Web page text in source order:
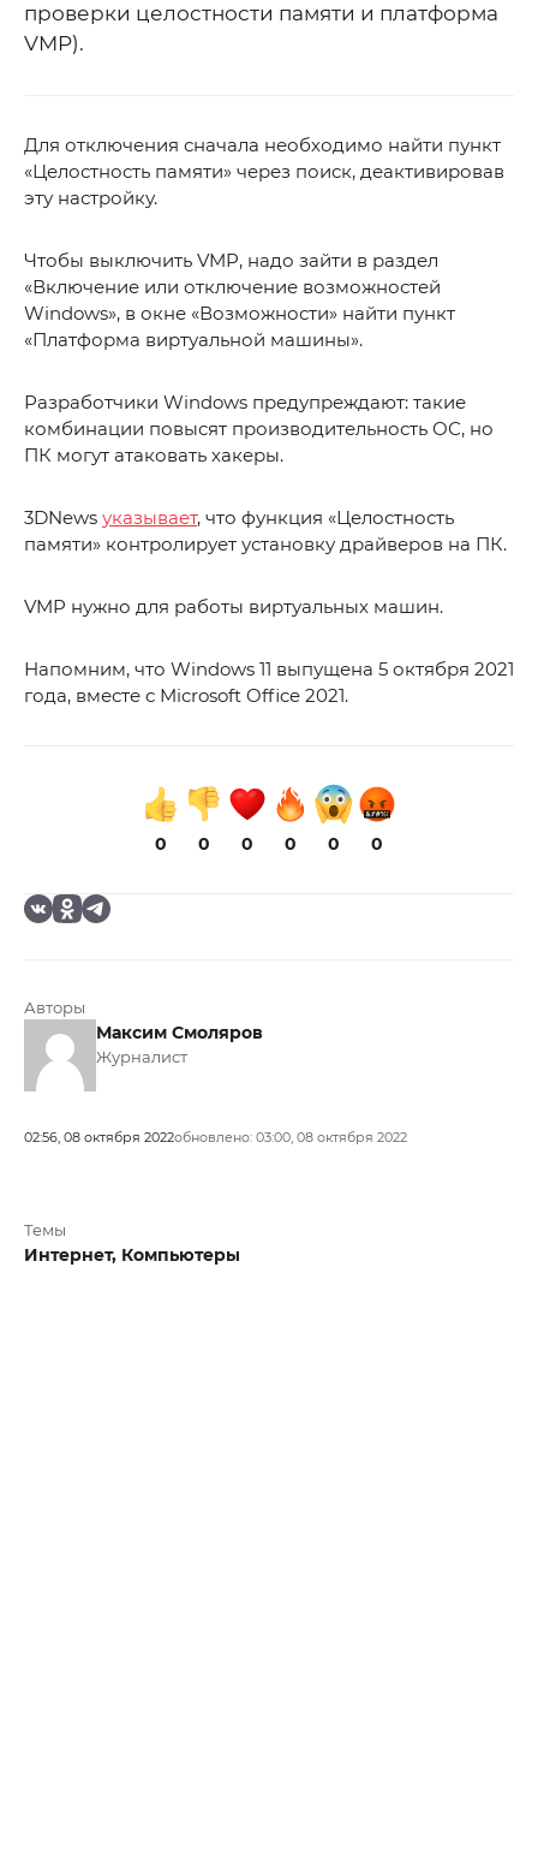
проверки целостности памяти и платформа
VMP).
Для отключения сначала необходимо найти пункт
«Целостность памяти» через поиск, деактивировав
эту настройку.
Чтобы выключить VMP, надо зайти в раздел
«Включение или отключение возможностей
Windows», в окне «Возможности» найти пункт
«Платформа виртуальной машины».
Разработчики Windows предупреждают: такие
комбинации повысят производительность ОС, но
ПК могут атаковать хакеры.
3DNews указывает, что функция «Целостность
памяти» контролирует установку драйверов на ПК.
VMP нужно для работы виртуальных машин.
Напомним, что Windows 11 выпущена 5 октября 2021
года, вместе с Microsoft Office 2021.
0 0 0 0 0 0
Авторы
Максим Смоляров
Журналист
02:56, 08 октября 2022обновлено: 03:00, 08 октября 2022
Темы
Интернет, Компьютеры